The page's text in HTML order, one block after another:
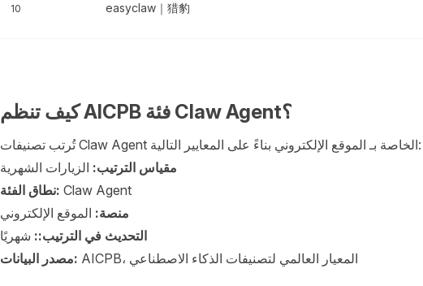
10 easyclaw｜猎豹
كيف تنظم AICPB فئة Claw Agent؟
تُرتب تصنيفات Claw Agent الخاصة بـ الموقع الإلكتروني بناءً على المعايير التالية:
مقياس الترتيب: الزيارات الشهرية
نطاق الفئة: Claw Agent
منصة: الموقع الإلكتروني
التحديث في الترتيب:: شهريًا
مصدر البيانات:
AICPB، المعيار العالمي لتصنيفات الذكاء الاصطناعي